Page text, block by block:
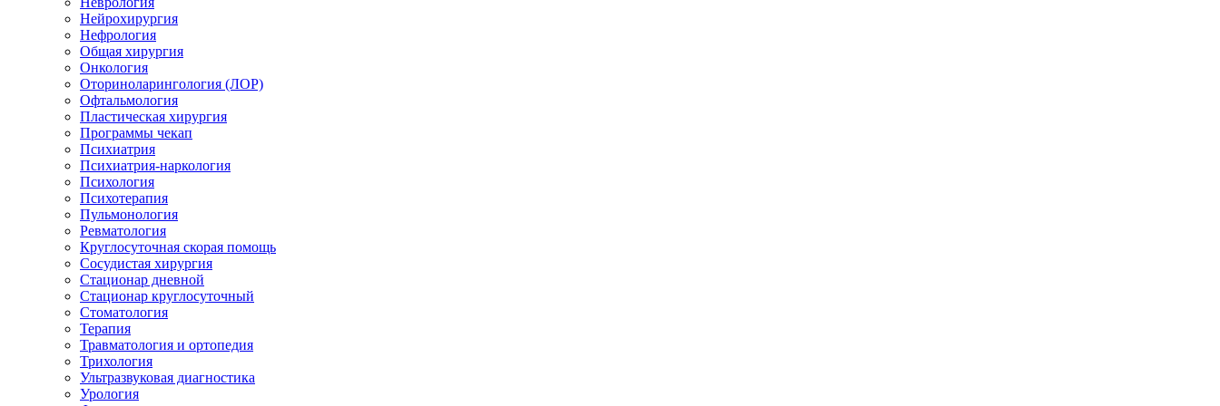
Нейрохирургия
Нефрология
Общая хирургия
Онкология
Оториноларингология (ЛОР)
Офтальмология
Пластическая хирургия
Программы чекап
Психиатрия
Психиатрия-наркология
Психология
Психотерапия
Пульмонология
Ревматология
Круглосуточная скорая помощь
Сосудистая хирургия
Стационар дневной
Стационар круглосуточный
Стоматология
Терапия
Травматология и ортопедия
Трихология
Ультразвуковая диагностика
Урология